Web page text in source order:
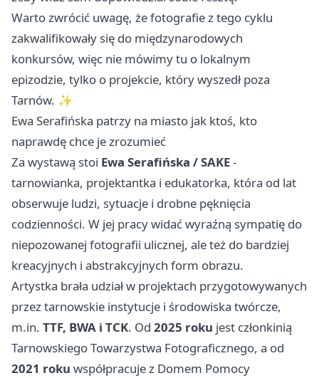
Warto zwrócić uwagę, że fotografie z tego cyklu
zakwalifikowały się do międzynarodowych
konkursów, więc nie mówimy tu o lokalnym
epizodzie, tylko o projekcie, który wyszedł poza
Tarnów. ✨
Ewa Serafińska patrzy na miasto jak ktoś, kto
naprawdę chce je zrozumieć
Za wystawą stoi Ewa Serafińska / SAKE-
tarnowianka, projektantka i edukatorka, która od lat
obserwuje ludzi, sytuacje i drobne pęknięcia
codzienności. W jej pracy widać wyraźną sympatię do
niepozowanej fotografii ulicznej, ale też do bardziej
kreacyjnych i abstrakcyjnych form obrazu.
Artystka brała udział w projektach przygotowywanych
przez tarnowskie instytucje i środowiska twórcze,
m.in. TTF, BWA i TCK. Od 2025 roku jest członkinią
Tarnowskiego Towarzystwa Fotograficznego, a od
2021 roku współpracuje z Domem Pomocy